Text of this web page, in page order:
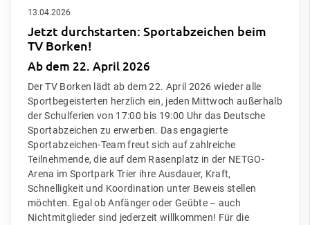
13.04.2026
Jetzt durchstarten: Sportabzeichen beim
TV Borken!
Ab dem 22. April 2026
Der TV Borken lädt ab dem 22. April 2026 wieder alle
Sportbegeisterten herzlich ein, jeden Mittwoch außerhalb
der Schulferien von 17:00 bis 19:00 Uhr das Deutsche
Sportabzeichen zu erwerben. Das engagierte
Sportabzeichen-Team freut sich auf zahlreiche
Teilnehmende, die auf dem Rasenplatz in der NETGO-
Arena im Sportpark Trier ihre Ausdauer, Kraft,
Schnelligkeit und Koordination unter Beweis stellen
möchten. Egal ob Anfänger oder Geübte – auch
Nichtmitglieder sind jederzeit willkommen! Für die